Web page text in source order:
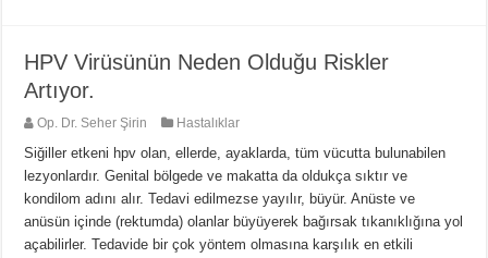
HPV Virüsünün Neden Olduğu Riskler
Artıyor.
Op. Dr. Seher Şirin Hastalıklar
Siğiller etkeni hpv olan, ellerde, ayaklarda, tüm vücutta bulunabilen
lezyonlardır. Genital bölgede ve makatta da oldukça sıktır ve
kondilom adını alır. Tedavi edilmezse yayılır, büyür. Anüste ve
anüsün içinde (rektumda) olanlar büyüyerek bağırsak tıkanıklığına yol
açabilirler. Tedavide bir çok yöntem olmasına karşılık en etkili